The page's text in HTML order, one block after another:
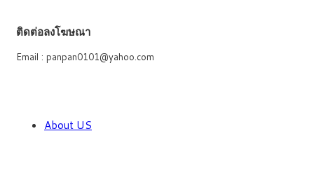
ติดต่อลงโฆษณา
Email : panpan0101@yahoo.com
About US